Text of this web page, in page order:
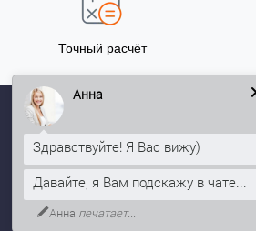
Точный расчёт
Хотите быть в курсе всех
Подпишитесь на нашу
Анна
Здравствуйте! Я Вас вижу)
Давайте, я Вам подскажу в чате...
Анна печатает...